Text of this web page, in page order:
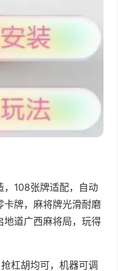
，108张牌适配，自动
卡牌，麻将牌光滑耐磨
地道广西麻将局，玩得
杠胡均可，机器可调